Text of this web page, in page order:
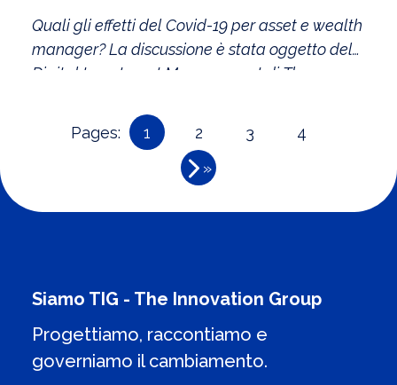
Gestito
Quali gli effetti del Covid-19 per asset e wealth
manager? La discussione è stata oggetto del
Digital Investment Management di The
Banking Program 2020.
Pages: 1 2 3
4
»
Siamo TIG - The Innovation Group
Progettiamo, raccontiamo e
governiamo il cambiamento.